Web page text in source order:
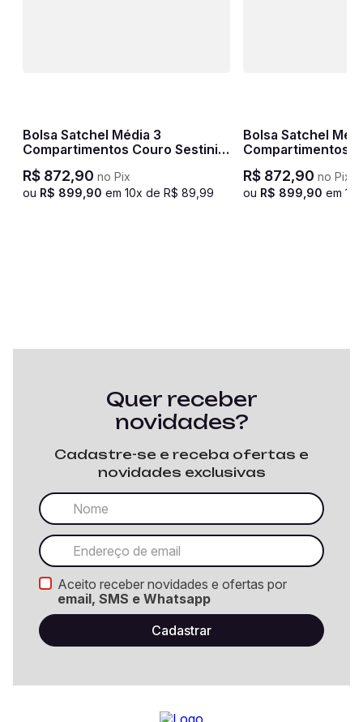
Bolsa Satchel Média 3
Compartimentos Couro Sestini
Terrene - Preto
R$ 872,90 no Pix
ou R$ 899 90 em 10x de R$ 89 99
Bolsa Satchel
Compartimentos
Terrene - Savana
R$ 872,90 no Pix
ou R$ 899 90 em 10
Quer receber
novidades?
Cadastre-se e receba ofertas e
novidades exclusivas
Aceito receber novidades e ofertas por
email, SMS e Whatsapp